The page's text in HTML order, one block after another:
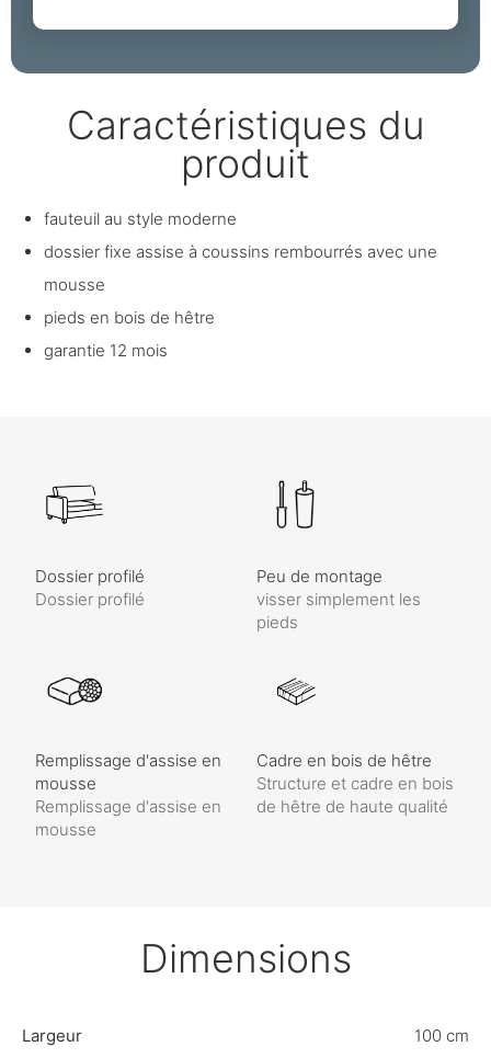
Caractéristiques du
produit
fauteuil au style moderne
dossier fixe assise à coussins rembourrés avec une
mousse
pieds en bois de hêtre
garantie 12 mois
Dossier profilé
Dossier profilé
Peu de montage
visser simplement les
pieds
Remplissage d'assise en
mousse
Remplissage d'assise en
mousse
Cadre en bois de hêtre
Structure et cadre en bois
de hêtre de haute qualité
Dimensions
Largeur 100 cm